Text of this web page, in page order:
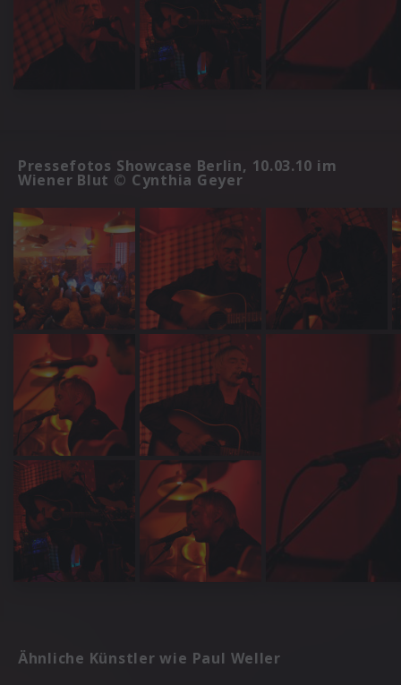
Pressefotos Showcase Berlin, 10.03.10 im
Wiener Blut © Cynthia Geyer
Ähnliche Künstler wie Paul Weller